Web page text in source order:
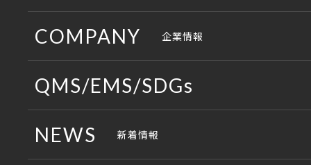
収納スペース
役員・応接スペース
ロビースペース
総合カタログ
製品パンフレット
その他のパンフレット
COMPANY 企業情報
コンセプト
生産部門
QMS/EMS/SDGs
QMS
NEWS 新着情報